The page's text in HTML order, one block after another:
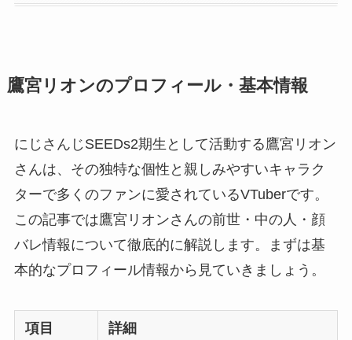
鷹宮リオンのプロフィール・基本情報
にじさんじSEEDs2期生として活動する鷹宮リオン
さんは、その独特な個性と親しみやすいキャラク
ターで多くのファンに愛されているVTuberです。
この記事では鷹宮リオンさんの前世・中の人・顔
バレ情報について徹底的に解説します。まずは基
本的なプロフィール情報から見ていきましょう。
項目 詳細